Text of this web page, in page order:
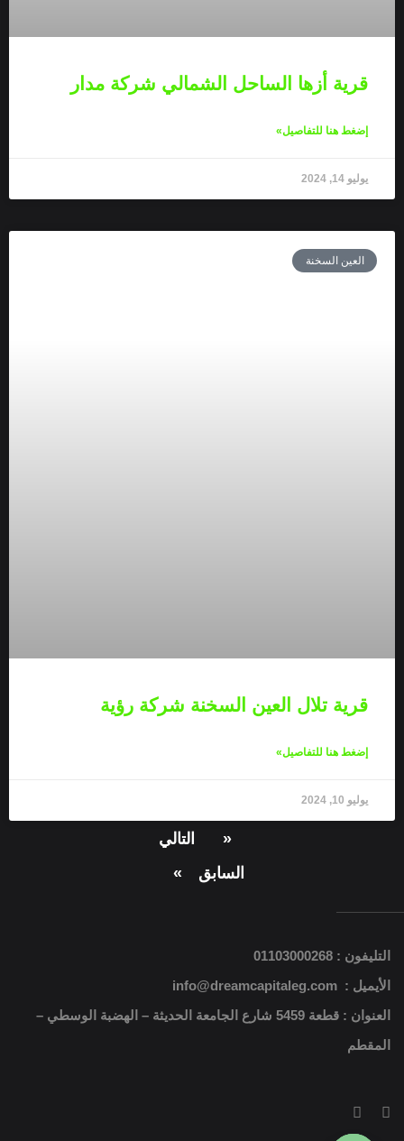
قرية أزها الساحل الشمالي شركة مدار
إضغط هنا للتفاصيل»
يوليو 14, 2024
العين السخنة
قرية تلال العين السخنة شركة رؤية
إضغط هنا للتفاصيل»
يوليو 10, 2024
«
السابق
التالي
»
التليفون : 01103000268
الأيميل : info@dreamcapitaleg.com
العنوان : قطعة 5459 شارع الجامعة الحديثة – الهضبة الوسطي –
المقطم